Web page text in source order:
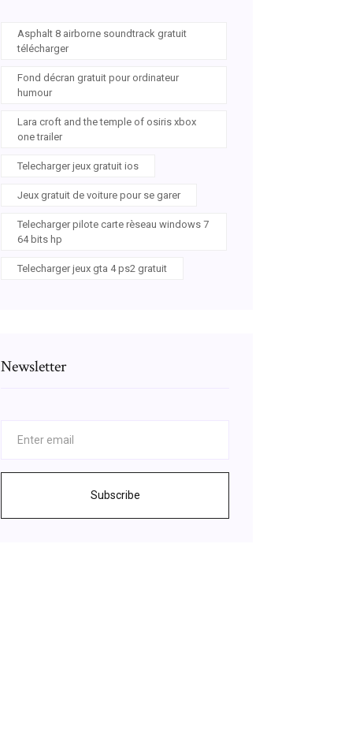
Asphalt 8 airborne soundtrack gratuit
télécharger
Fond décran gratuit pour ordinateur
humour
Lara croft and the temple of osiris xbox
one trailer
Telecharger jeux gratuit ios
Jeux gratuit de voiture pour se garer
Telecharger pilote carte rèseau windows 7
64 bits hp
Telecharger jeux gta 4 ps2 gratuit
Newsletter
Subscribe